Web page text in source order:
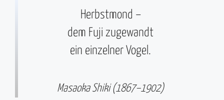
Herbstmond –
dem Fuji zugewandt
ein einzelner Vogel.
Masaoka Shiki (1867–1902)